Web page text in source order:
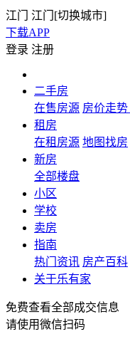
江门 江门[切换城市]
下载APP
登录 注册
二手房
在售房源 房价走势
租房
在租房源 地图找房
新房
全部楼盘
小区
学校
卖房
指南
热门资讯 房产百科
关于乐有家
免费查看全部成交信息
请使用微信扫码